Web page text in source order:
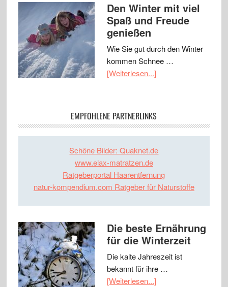
Den Winter mit viel
Spaß und Freude
genießen
Wie Sie gut durch den Winter
kommen Schnee …
[Weiterlesen...]
EMPFOHLENE PARTNERLINKS
Schöne Bilder: Quaknet.de
www.elax-matratzen.de
Ratgeberportal Haarentfernung
natur-kompendium.com Ratgeber für Naturstoffe
Die beste Ernährung
für die Winterzeit
Die kalte Jahreszeit ist
bekannt für ihre …
[Weiterlesen...]